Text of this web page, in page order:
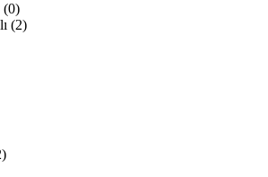
(0)
(2)